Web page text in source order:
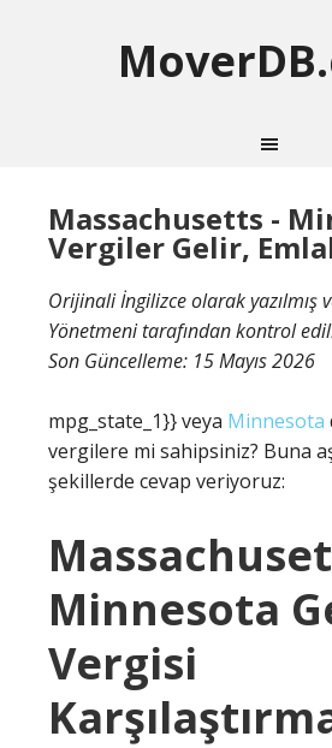
Massachusetts -
Vergiler Gelir,
Orijinali İngilizce olarak yazılmış
Yönetmeni tarafından kontrol
Son Güncelleme: 15 Mayıs 2026
mpg_state_1}} veya Minnesota
vergilere mi sahipsiniz? Buna
şekillerde cevap veriyoruz:
Minnesota
Vergisi